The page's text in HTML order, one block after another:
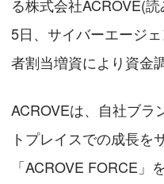
る株式会社ACROVE(
5日、サイバーエージ
者割当増資により資金
ACROVEは、自社ブラ
トプレイスでの成長を
「ACROVE FORCE